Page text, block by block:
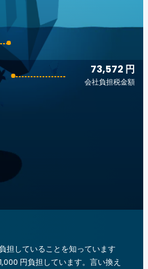
73,572 円
会社負担税金額
担していることを知っています
円負担しています。言い換え